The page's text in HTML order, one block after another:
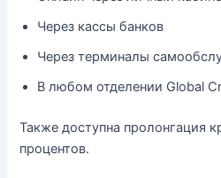
Через кассы банков
Через терминалы
В любом отделении Global
Также доступна пролонгация
процентов.